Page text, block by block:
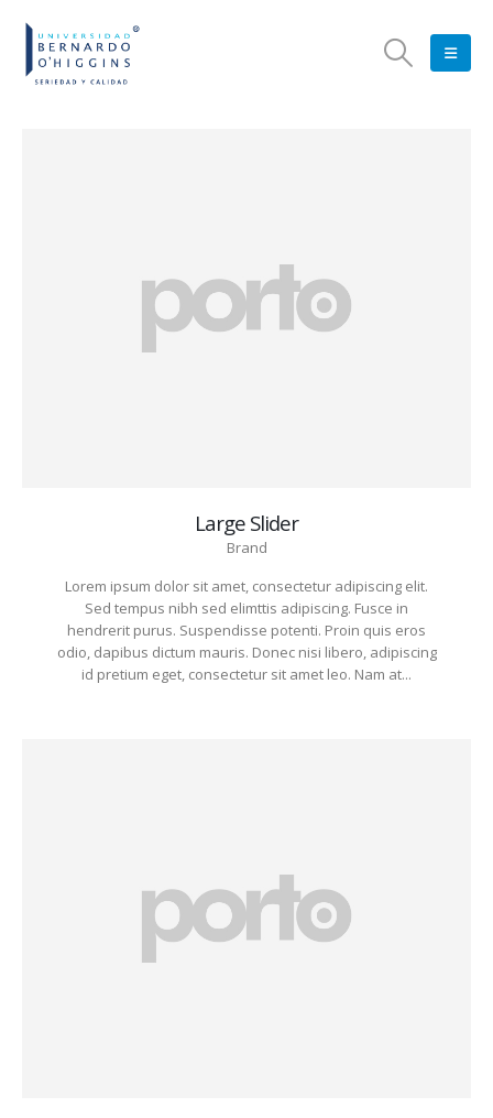
Large Slider
Brand
Lorem ipsum dolor sit amet, consectetur adipiscing elit.
Sed tempus nibh sed elimttis adipiscing. Fusce in
hendrerit purus. Suspendisse potenti. Proin quis eros
odio, dapibus dictum mauris. Donec nisi libero, adipiscing
id pretium eget, consectetur sit amet leo. Nam at...